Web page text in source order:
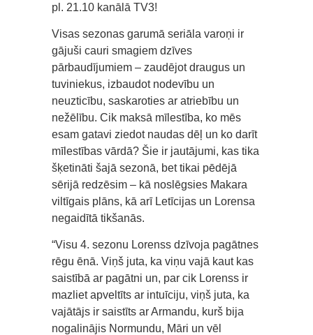
pl. 21.10 kanālā TV3!
Visas sezonas garumā seriāla varoņi ir
gājuši cauri smagiem dzīves
pārbaudījumiem – zaudējot draugus un
tuviniekus, izbaudot nodevību un
neuzticību, saskaroties ar atriebību un
nežēlību. Cik maksā mīlestība, ko mēs
esam gatavi ziedot naudas dēļ un ko darīt
mīlestības vārdā? Šie ir jautājumi, kas tika
šķetināti šajā sezonā, bet tikai pēdējā
sērijā redzēsim – kā noslēgsies Makara
viltīgais plāns, kā arī Letīcijas un Lorensa
negaidītā tikšanās.
“Visu 4. sezonu Lorenss dzīvoja pagātnes
rēgu ēnā. Viņš juta, ka viņu vajā kaut kas
saistībā ar pagātni un, par cik Lorenss ir
mazliet apveltīts ar intuīciju, viņš juta, ka
vajātājs ir saistīts ar Armandu, kurš bija
nogalinājis Normundu, Māri un vēl